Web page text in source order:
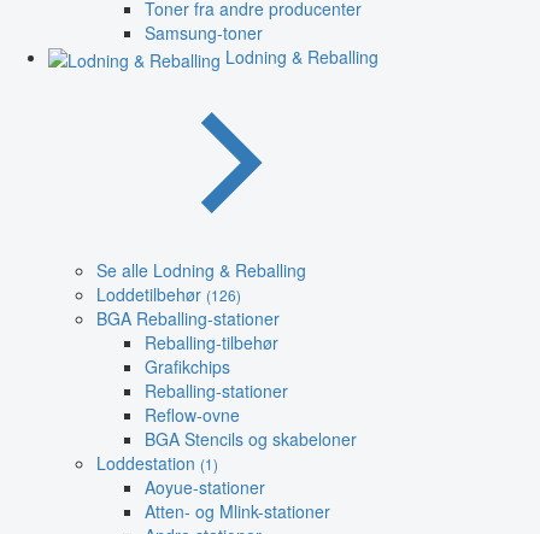
Toner fra andre producenter
Samsung-toner
Lodning & Reballing
Se alle Lodning & Reballing
Loddetilbehør (126)
BGA Reballing-stationer
Reballing-tilbehør
Grafikchips
Reballing-stationer
Reflow-ovne
BGA Stencils og skabeloner
Loddestation (1)
Aoyue-stationer
Atten- og Mlink-stationer